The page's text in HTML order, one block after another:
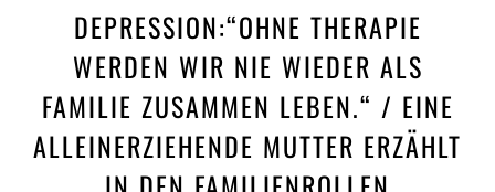
DEPRESSION:“OHNE THERAPIE
WERDEN WIR NIE WIEDER ALS
FAMILIE ZUSAMMEN LEBEN.“ / EINE
ALLEINERZIEHENDE MUTTER ERZÄHLT